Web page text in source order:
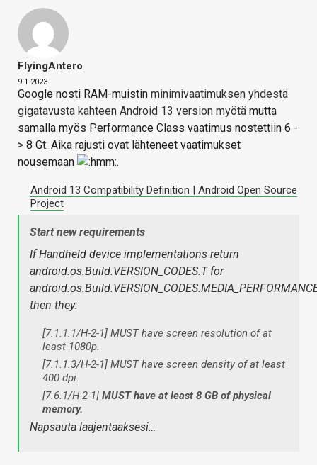
FlyingAntero
9.1.2023
Google nosti RAM-muistin minimivaatimuksen yhdestä
gigatavusta kahteen Android 13 version myötä mutta
samalla myös Performance Class vaatimus nostettiin 6 -
> 8 Gt. Aika rajusti ovat lähteneet vaatimukset
nousemaan
.
Android 13 Compatibility Definition | Android Open Source
Project
Start new requirements
If Handheld device implementations return
android.os.Build.VERSION_CODES.T for
then they:
[7.1.1.1/H-2-1] MUST have screen resolution of at
least 1080p.
[7.1.1.3/H-2-1] MUST have screen density of at least
400 dpi.
[7.6.1/H-2-1] MUST have at least 8 GB of physical
memory.
Napsauta laajentaaksesi…